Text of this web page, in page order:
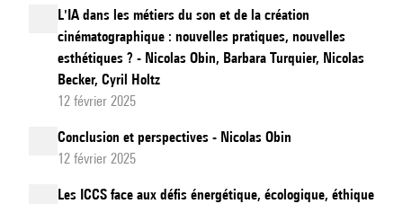
L'IA dans les métiers du son et de la création
cinématographique : nouvelles pratiques, nouvelles
esthétiques ? - Nicolas Obin, Barbara Turquier, Nicolas
Becker, Cyril Holtz
12 février 2025
Conclusion et perspectives - Nicolas Obin
12 février 2025
Les ICCS face aux défis énergétique, écologique, éthique